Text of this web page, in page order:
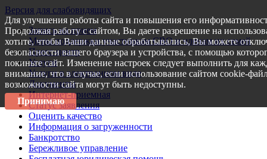
Версия для слабовидящих
Запись на прием
Меры поддержки участникам СВО и членам их семей
Пресс-центр
Услуги
Услуги в электронном виде
Документы
Интернет-приемная
Статус заявления
Оценить качество
Информация о загруженности
Банкротство
Бережливое управление
Для улучшения работы сайта и повышения его
Продолжая работу с сайтом, Вы даете разрешение на
хотите, чтобы Ваши данные обрабатывались, Вы можете
безопасности вашего браузера и устройства, с помощью
покиньте сайт. Изменение настроек следует выполнить для
внимание, что в случае, если использование сайтом cookie-
возможности сайта могут быть недоступны.
Принимаю